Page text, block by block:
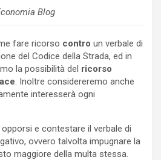
Blog
fare ricorso contro un verbale di
del Codice della Strada, ed in
la possibilità del ricorso
. Inoltre considereremo anche
interesserà ogni
e contestare il verbale di
ovvero talvolta impugnare la
maggiore della multa stessa.